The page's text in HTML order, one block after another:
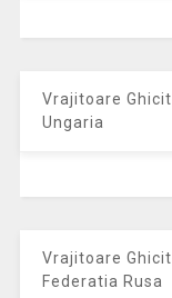
Vrajitoare
Ungaria
Vrajitoare
Federatia Rusa